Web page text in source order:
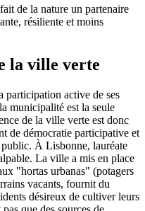
de la nature un partenaire
résiliente et moins
la ville verte
participation active de ses
municipalité est la seule
de la ville verte est donc
de démocratie participative et
À Lisbonne, lauréate
La ville a mis en place
"hortas urbanas" (potagers
vacants, fournit du
désireux de cultiver leurs